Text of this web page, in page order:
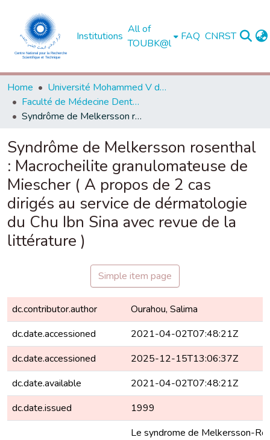
Institutions
All of
TOUBK@l
FAQ CNRST
Home
Université Mohammed V de Rabat
Faculté de Médecine Dentaire - Rabat
Syndrôme de Melkersson rosenthal : Macrocheilite granulomateuse de Miescher ( A propos de 2 cas dirigés au service de dérmatologie du Chu Ibn Sina avec revue de la littérature )
Syndrôme de Melkersson rosenthal
: Macrocheilite granulomateuse de
Miescher ( A propos de 2 cas
dirigés au service de dérmatologie
du Chu Ibn Sina avec revue de la
littérature )
Simple item page
dc.contributor.author
Ourahou, Salima
dc.date.accessioned
2021-04-02T07:48:21Z
dc.date.accessioned
2025-12-15T13:06:37Z
dc.date.available
2021-04-02T07:48:21Z
dc.date.issued
1999
Le syndrome de Melkersson-